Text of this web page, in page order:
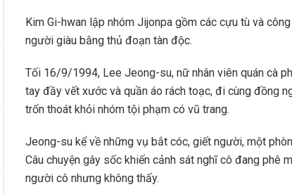
Kim Gi-hwan lập nhóm Jijonpa gồm các cựu tù và
người giàu bằng thủ đoạn tàn độc.
Tối 16/9/1994, Lee Jeong-su, nữ nhân viên quán cà
tay đầy vết xước và quần áo rách toạc, đi cùng đồng
trốn thoát khỏi nhóm tội phạm có vũ trang.
Jeong-su kể về những vụ bắt cóc, giết người, một
Câu chuyện gây sốc khiến cảnh sát nghĩ cô đang phê
người cô nhưng không thấy.